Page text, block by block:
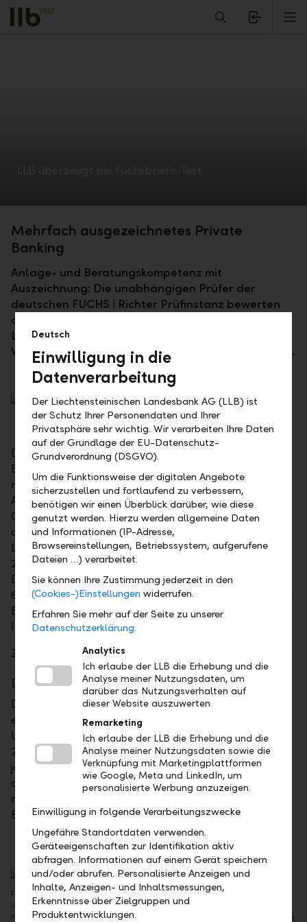
Alerts.Headline
Mehrfach ausgezeichnetes Private
Banking
Anlage- und Beratungskompetenz mit
Auszeichnung: Die unabhängigen Prüfer der
deutschen FUCHS | Richter Prüfinstanz bewerten
die LLB mit «Sehr gut», dem höchsten Prädikat. Die
LLB gehört damit zu den Top-Ten-
Vermögensverwaltern im deutschsprachigen Raum.
Der jährlich durchgeführte Qualitätstest im Private
Banking beurteilt Vermögensverwalter und Banken
nach den Kriterien Beratungsgespräch,
Anlagevorschlag, Investmentkompetenz, Beauty
Contest und Transparenz – dies auf der Basis von
anonym durchgeführten Beratungsgesprächen. Die
LLB hat bei den FUCHS | Richter Prüfinstanz "TOPS
2022" das höchste Prädikat "Sehr gut" erhalten.
Damit und mit den weiteren Rangierungen (8, 4 und
6) in den letzten Jahren ist die LLB auch in der ewigen
Bestenliste unter den Top Ten aller getesteten
Institute.
Zur
Medienmitteilung
Das Test-Institut
Der deutsche Verlag Fuchsbriefe mit Sitz in Berlin ist
ein traditionsreicher und bekannter Verlag für
Unternehmer und vermögende Kapitalanleger. Seit
2003 prüft die FUCHS | RICHTER PRÜFINSTANZ
jährlich gut 90 Banken in Deutschland, Österreich, in
der Schweiz und in Liechtenstein. Der Test ist der
renommierteste und wichtigste Test im Private
Banking im deutschsprachigen Raum.
Preisübergabe am 15. November 2021 in Berlin: (v. l.) Dr. Jörg Richter,
IQF, Hendrik Idema, Affluent Banking Deutschland /Österreich, und
Markus Hormann, Referent Private Banking für den Fuchs Richter Verlag
Deutsch
Einwilligung in die
Datenverarbeitung
Der Liechtensteinischen Landesbank AG (LLB) ist
der Schutz Ihrer Personendaten und Ihrer
Privatsphäre sehr wichtig. Wir verarbeiten Ihre Daten
auf der Grundlage der EU-Datenschutz-
Grundverordnung (DSGVO).
Um die Funktionsweise der digitalen Angebote
sicherzustellen und fortlaufend zu verbessern,
benötigen wir einen Überblick darüber, wie diese
genutzt werden. Hierzu werden allgemeine Daten
und Informationen (IP-Adresse,
Browsereinstellungen, Betriebssystem, aufgerufene
Dateien …) verarbeitet.
Sie können Ihre Zustimmung jederzeit in den
(Cookies-)Einstellungen widerrufen.
Erfahren Sie mehr auf der Seite zu unserer
Datenschutzerklärung.
Analytics
Ich erlaube der LLB die Erhebung und die
Analyse meiner Nutzungsdaten, um
darüber das Nutzungsverhalten auf
dieser Website auszuwerten
Remarketing
Ich erlaube der LLB die Erhebung und die
Analyse meiner Nutzungsdaten sowie die
Verknüpfung mit Marketingplattformen
wie Google, Meta und LinkedIn, um
personalisierte Werbung anzuzeigen.
Einwilligung in folgende Verarbeitungszwecke
Ungefähre Standortdaten verwenden.
Geräteeigenschaften zur Identifikation aktiv
abfragen. Informationen auf einem Gerät speichern
und/oder abrufen. Personalisierte Anzeigen und
Inhalte, Anzeigen- und Inhaltsmessungen,
Erkenntnisse über Zielgruppen und
Produktentwicklungen.